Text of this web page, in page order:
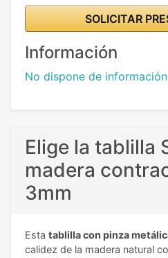
SOLICITAR
Información
No dispone de
Elige la tablilla
madera
3mm
Esta tablilla con pinza
calidez de la madera natural